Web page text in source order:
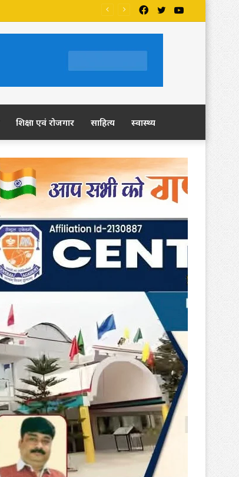
YouTube
Twitter
Facebook
शिक्षा एवं रोजगार साहित्य स्वास्थ्य